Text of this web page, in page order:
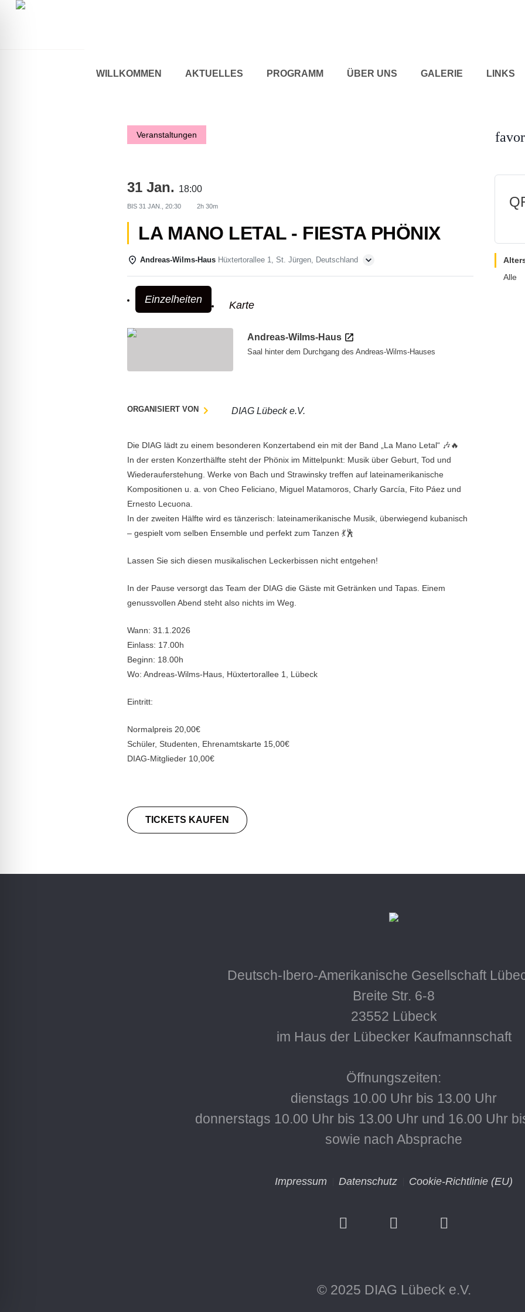
WILLKOMMEN AKTUELLES PROGRAMM ÜBER UNS GALERIE LINKS
Veranstaltungen
31 Jan. 18:00
BIS 31 JAN., 20:30 2h 30m
LA MANO LETAL - FIESTA PHÖNIX
Andreas-Wilms-Haus Hüxtertorallee 1, St. Jürgen, Deutschland
Einzelheiten Karte
Andreas-Wilms-Haus
Saal hinter dem Durchgang des Andreas-Wilms-Hauses
ORGANISIERT VON DIAG Lübeck e.V.
Die DIAG lädt zu einem besonderen Konzertabend ein mit der Band „La Mano Letal“ 🎶🔥
In der ersten Konzerthälfte steht der Phönix im Mittelpunkt: Musik über Geburt, Tod und
Wiederauferstehung. Werke von Bach und Strawinsky treffen auf lateinamerikanische
Kompositionen u. a. von Cheo Feliciano, Miguel Matamoros, Charly García, Fito Páez und
Ernesto Lecuona.
In der zweiten Hälfte wird es tänzerisch: lateinamerikanische Musik, überwiegend kubanisch
– gespielt vom selben Ensemble und perfekt zum Tanzen 💃🕺
Lassen Sie sich diesen musikalischen Leckerbissen nicht entgehen!
In der Pause versorgt das Team der DIAG die Gäste mit Getränken und Tapas. Einem
genussvollen Abend steht also nichts im Weg.
Wann: 31.1.2026
Einlass: 17.00h
Beginn: 18.00h
Wo: Andreas-Wilms-Haus, Hüxtertorallee 1, Lübeck
Eintritt:
Normalpreis 20,00€
Schüler, Studenten, Ehrenamtskarte 15,00€
DIAG-Mitglieder 10,00€
TICKETS KAUFEN
Alle
Deutsch-Ibero-Amerikanische Gesellschaft
Breite Str. 6-8
23552 Lübeck
im Haus der Lübecker Kaufmannschaft
Öffnungszeiten:
dienstags 10.00 Uhr bis 13.00 Uhr
donnerstags 10.00 Uhr bis 13.00 Uhr und 16.00 Uhr
sowie nach Absprache
Impressum Datenschutz Cookie-Richtlinie (EU)
© 2025 DIAG Lübeck e.V.